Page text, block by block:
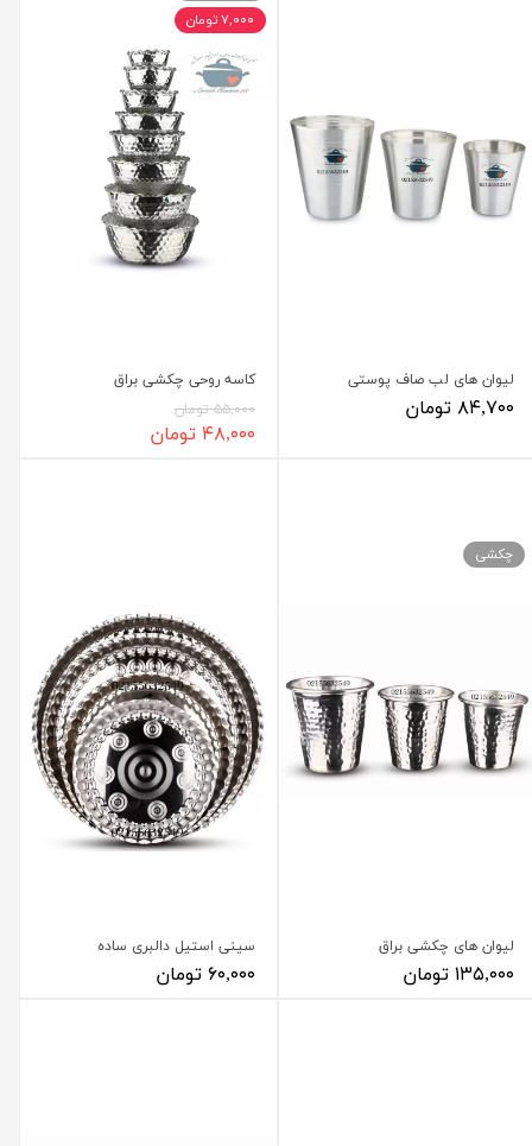
لیوان های لب صاف پوستی
۸۴,۷۰۰ تومان
کاسه روحی چکشی براق
۵۵,۰۰۰ تومان
۴۸,۰۰۰ تومان
۷,۰۰۰ تومان
لیوان های چکشی براق
۱۳۵,۰۰۰ تومان
چکشی
سینی استیل دالبری ساده
۶۰,۰۰۰ تومان